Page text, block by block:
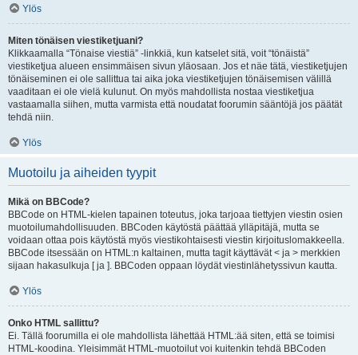
Ylös
Miten tönäisen viestiketjuani?
Klikkaamalla “Tönaise viestiä” -linkkiä, kun katselet sitä, voit “tönäistä”
viestiketjua alueen ensimmäisen sivun yläosaan. Jos et näe tätä, viestiketjujen
tönäiseminen ei ole sallittua tai aika joka viestiketjujen tönäisemisen välillä
vaaditaan ei ole vielä kulunut. On myös mahdollista nostaa viestiketjua
vastaamalla siihen, mutta varmista että noudatat foorumin sääntöjä jos päätät
tehdä niin.
Ylös
Muotoilu ja aiheiden tyypit
Mikä on BBCode?
BBCode on HTML-kielen tapainen toteutus, joka tarjoaa tiettyjen viestin osien
muotoilumahdollisuuden. BBCoden käytöstä päättää ylläpitäjä, mutta se
voidaan ottaa pois käytöstä myös viestikohtaisesti viestin kirjoituslomakkeella.
BBCode itsessään on HTML:n kaltainen, mutta tagit käyttävät < ja > merkkien
sijaan hakasulkuja [ ja ]. BBCoden oppaan löydät viestinlähetyssivun kautta.
Ylös
Onko HTML sallittu?
Ei. Tällä foorumilla ei ole mahdollista lähettää HTML:ää siten, että se toimisi
HTML-koodina. Yleisimmät HTML-muotoilut voi kuitenkin tehdä BBCoden